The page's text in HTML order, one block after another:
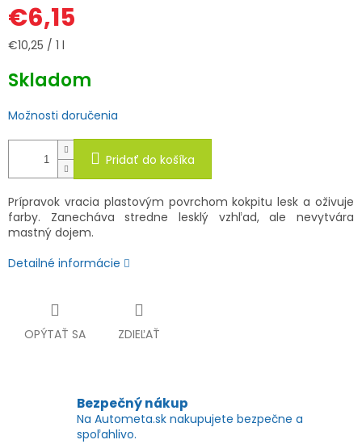
€6,15
Jednotková
€10,25 / 1 l
Skladom
Možnosti doručenia
Pridať do košíka
Prípravok vracia plastovým povrchom kokpitu lesk a oživuje
farby. Zanecháva stredne lesklý vzhľad, ale nevytvára
mastný dojem.
Detailné informácie
OPÝTAŤ SA ZDIEĽAŤ
Bezpečný nákup
Na Autometa.sk nakupujete bezpečne a
spoľahlivo.